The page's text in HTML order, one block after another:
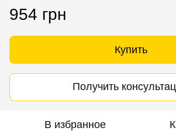
954 грн
Купить
Получить
В избранное